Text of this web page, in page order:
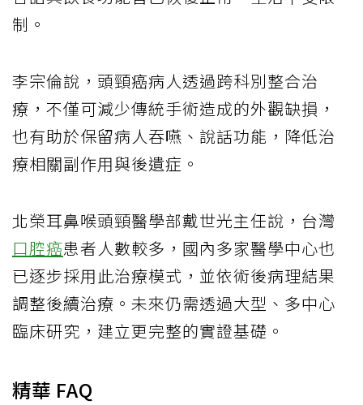
制。
李宗倫說，頭頸癌病人透過跨科別整合治
療，不僅可減少傳統手術造成的外觀缺損，
也有助於保留病人吞嚥、說話功能，降低治
療相關副作用與後遺症。
北榮耳鼻喉頭頸醫學部戴世光主任說，台灣
口腔癌患者人數較多，國內多家醫學中心也
已逐步採用此治療模式，並依術後病理結果
調整後續治療。未來仍需透過大型、多中心
臨床研究，建立更完整的實證基礎。
精華 FAQ